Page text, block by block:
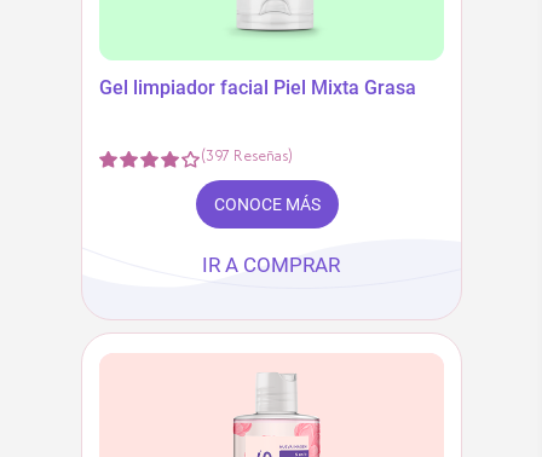
Gel limpiador facial Piel Mixta Grasa
(397 Reseñas)
CONOCE MÁS
IR A COMPRAR